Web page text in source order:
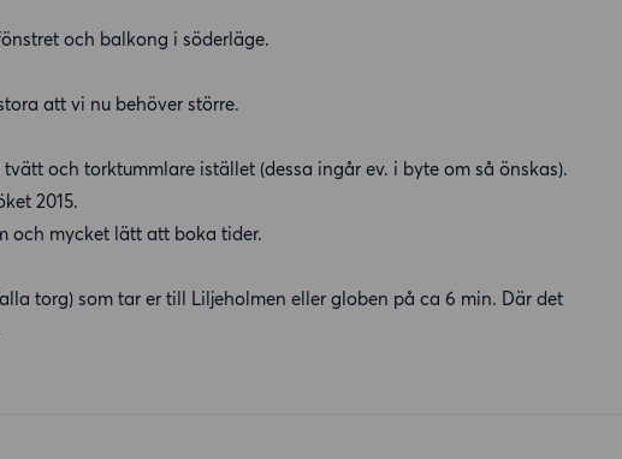
och balkong i söderläge.
att vi nu behöver större.
och torktummlare istället (dessa ingår ev. i byte om så önskas).
2015.
och mycket lätt att boka tider.
torg) som tar er till Liljeholmen eller globen på ca 6 min. Där det